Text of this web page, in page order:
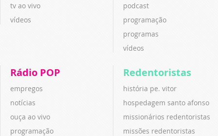
tv ao vivo
vídeos
podcast
programação
programas
vídeos
Rádio POP
empregos
notícias
ouça ao vivo
programação
Redentoristas
história pe. vitor
hospedagem santo afonso
missionários redentoristas
missões redentoristas